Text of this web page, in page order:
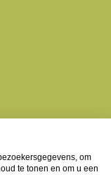
om
te tonen en om u een